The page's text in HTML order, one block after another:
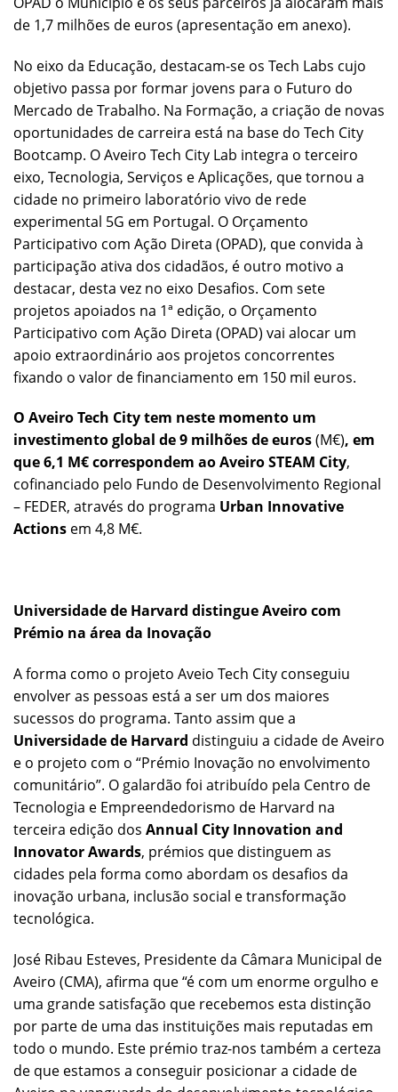
de 1,7 milhões de euros (apresentação em anexo).
No eixo da Educação, destacam-se os Tech Labs cujo
objetivo passa por formar jovens para o Futuro do
Mercado de Trabalho. Na Formação, a criação de novas
oportunidades de carreira está na base do Tech City
Bootcamp. O Aveiro Tech City Lab integra o terceiro
eixo, Tecnologia, Serviços e Aplicações, que tornou a
cidade no primeiro laboratório vivo de rede
experimental 5G em Portugal. O Orçamento
Participativo com Ação Direta (OPAD), que convida à
participação ativa dos cidadãos, é outro motivo a
destacar, desta vez no eixo Desafios. Com sete
projetos apoiados na 1ª edição, o Orçamento
Participativo com Ação Direta (OPAD) vai alocar um
apoio extraordinário aos projetos concorrentes
fixando o valor de financiamento em 150 mil euros.
O Aveiro Tech City tem neste momento um
investimento global de 9 milhões de euros(M€), em
que 6,1 M€ correspondem aoAveiro STEAM City,
cofinanciado pelo Fundo de Desenvolvimento Regional
– FEDER, através do programa Urban Innovative
Actions em 4,8 M€.
Universidade de Harvard distingue Aveiro com
Prémio na área da Inovação
A forma como o projeto Aveio Tech City conseguiu
envolver as pessoas está a ser um dos maiores
sucessos do programa. Tanto assim que a
Universidade de Harvard distinguiu a cidade de Aveiro
e o projeto com o “Prémio Inovação no envolvimento
comunitário”. O galardão foi atribuído pela Centro de
Tecnologia e Empreendedorismo de Harvard na
terceira edição dos Annual City Innovation and
Innovator Awards, prémios que distinguem as
cidades pela forma como abordam os desafios da
inovação urbana, inclusão social e transformação
tecnológica.
José Ribau Esteves, Presidente da Câmara Municipal de
Aveiro (CMA), afirma que “é com um enorme orgulho e
uma grande satisfação que recebemos esta distinção
por parte de uma das instituições mais reputadas em
todo o mundo. Este prémio traz-nos também a certeza
de que estamos a conseguir posicionar a cidade de